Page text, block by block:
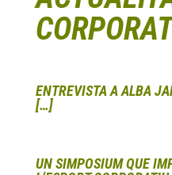
ENTREVISTA A ALBA
[…]
UN SIMPOSIUM QUE